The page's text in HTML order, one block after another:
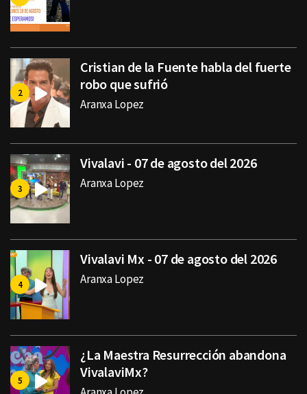
Cristian de la Fuente habla del fuerte
robo que sufrió
Aranxa Lopez
Vivalavi - 07 de agosto del 2026
Aranxa Lopez
Vivalavi Mx - 07 de agosto del 2026
Aranxa Lopez
¿La Maestra Resurrección abandona
VivalaviMx?